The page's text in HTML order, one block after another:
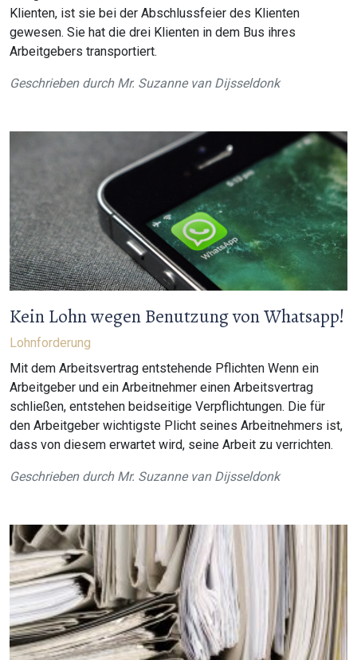
Klienten, ist sie bei der Abschlussfeier des Klienten
gewesen. Sie hat die drei Klienten in dem Bus ihres
Arbeitgebers transportiert.
Geschrieben durch Mr. Suzanne van Dijsseldonk
Kein Lohn wegen Benutzung von Whatsapp!
Lohnforderung
Mit dem Arbeitsvertrag entstehende Pflichten Wenn ein
Arbeitgeber und ein Arbeitnehmer einen Arbeitsvertrag
schließen, entstehen beidseitige Verpflichtungen. Die für
den Arbeitgeber wichtigste Plicht seines Arbeitnehmers ist,
dass von diesem erwartet wird, seine Arbeit zu verrichten.
Geschrieben durch Mr. Suzanne van Dijsseldonk